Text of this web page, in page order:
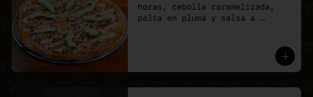
horas, cebolla caramelizada,
palta en pluma y salsa a